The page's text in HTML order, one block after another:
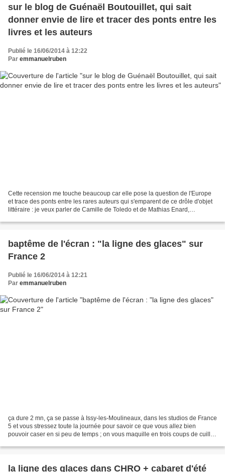
sur le blog de Guénaël Boutouillet, qui sait
donner envie de lire et tracer des ponts entre les
livres et les auteurs
Publié le 16/06/2014 à 12:22
Par emmanuelruben
Cette recension me touche beaucoup car elle pose la question de l'Europe
et trace des ponts entre les rares auteurs qui s'emparent de ce drôle d'objet
littéraire : je veux parler de Camille de Toledo et de Mathias Enard,
baptême de l'écran : "la ligne des glaces" sur
France 2
Publié le 16/06/2014 à 12:21
Par emmanuelruben
ça dure 2 mn, ça se passe à Issy-les-Moulineaux, dans les studios de France
5 et vous stressez toute la journée pour savoir ce que vous allez bien
pouvoir caser en si peu de temps ; on vous maquille en trois coups de cuiller
la ligne des glaces dans CHRO + cabaret d'été